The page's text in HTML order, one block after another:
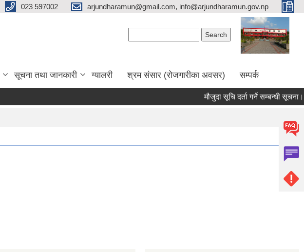
023 597002 arjundharamun@gmail.com, info@arjundharamun.gov.np
सूचना तथा जानकारी ग्यालरी श्रम संसार (रोजगारीका अवसर) सम्पर्क
मौजुदा सूचि दर्ता गर्ने सम्बन्धी सूचना।